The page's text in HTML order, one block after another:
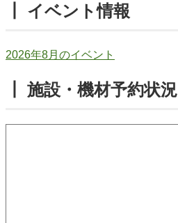
┃ イベント情報
2026年8月のイベント
┃ 施設・機材予約状況